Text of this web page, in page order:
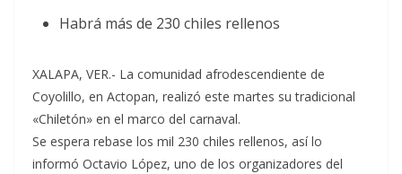
Habrá más de 230 chiles rellenos
XALAPA, VER.- La comunidad afrodescendiente de
Coyolillo, en Actopan, realizó este martes su tradicional
«Chiletón» en el marco del carnaval.
Se espera rebase los mil 230 chiles rellenos, así lo
informó Octavio López, uno de los organizadores del